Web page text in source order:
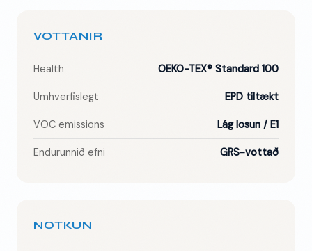
VOTTANIR
Health OEKO-TEX® Standard 100
Umhverfislegt EPD tiltækt
VOC emissions Lág losun / E1
Endurunnið efni GRS-vottað
NOTKUN